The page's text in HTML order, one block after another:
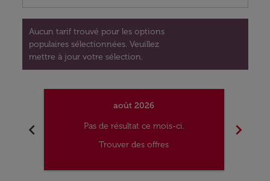
Aucun tarif trouvé pour les options
populaires sélectionnées. Veuillez
mettre à jour votre sélection.
chevron_left
août 2026
Pas de résultat ce mois-ci.
Trouver des offres
chevron_right